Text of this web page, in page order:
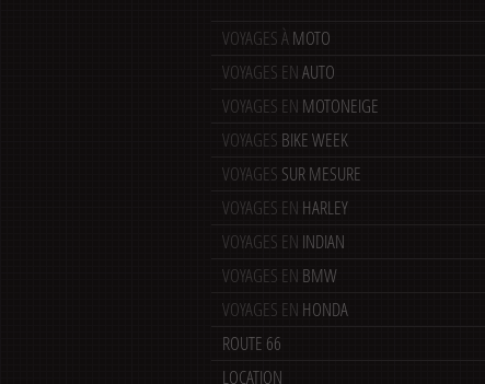
VOYAGES ÀMOTO
VOYAGES ENAUTO
VOYAGES EN MOTONEIGE
VOYAGES BIKE WEEK
VOYAGES SUR MESURE
VOYAGES EN HARLEY
VOYAGES EN INDIAN
VOYAGES EN BMW
VOYAGES EN HONDA
ROUTE 66
LOCATION